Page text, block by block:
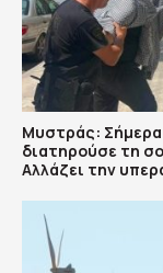
Μυστράς: Σήμερα
διατηρούσε τη
Αλλάζει την